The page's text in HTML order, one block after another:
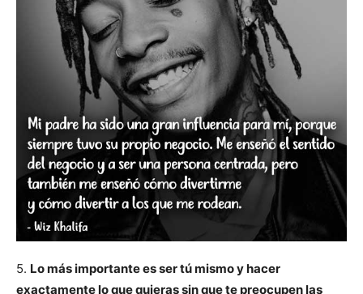
5. Lo más importante es ser tú mismo y hacer
exactamente lo que quieras sin que te preocupen las